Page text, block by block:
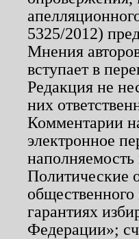
5325/2012)
Мнения
вступает в
Редакция не
них
Комментарии
электронное
наполняемость
Политические
гарантиях
Федерации»;